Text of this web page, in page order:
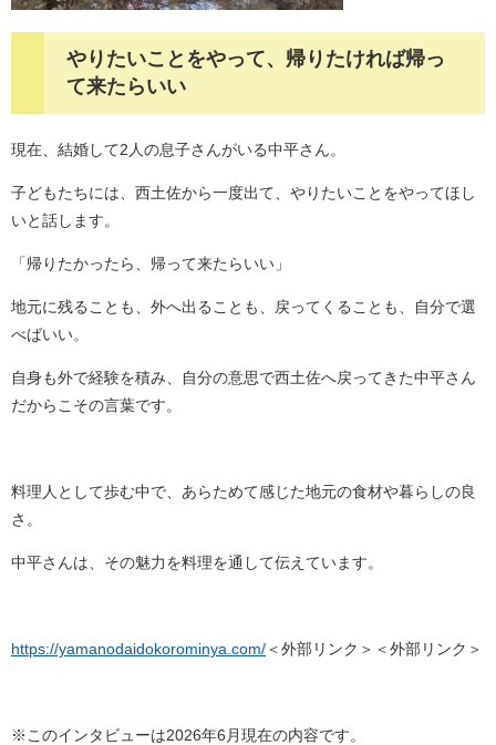
​やりたいことをやって、帰りたければ帰っ
て来たらいい
現在、結婚して2人の息子さんがいる中平さん。
子どもたちには、西土佐から一度出て、やりたいことをやってほし
いと話します。
「帰りたかったら、帰って来たらいい」
地元に残ることも、外へ出ることも、戻ってくることも、自分で選
べばいい。
自身も外で経験を積み、自分の意思で西土佐へ戻ってきた中平さん
だからこその言葉です。
料理人として歩む中で、あらためて感じた地元の食材や暮らしの良
さ。
中平さんは、その魅力を料理を通して伝えています。
https://yamanodaidokorominya.com/＜外部リンク＞ ＜外部リンク＞
※このインタビューは2026年6月現在の内容です。